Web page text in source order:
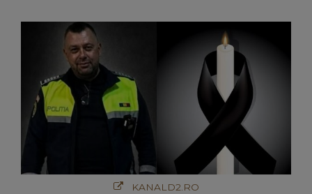
după trecerea anilor: "De fiecare dată când..."
KANALD2.RO